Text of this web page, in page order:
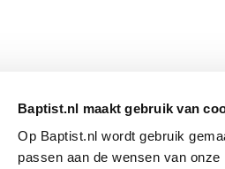
Baptist.nl maakt gebruik van
Op Baptist.nl wordt gebruik
passen aan de wensen van